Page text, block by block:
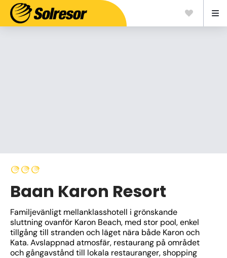
Baan Karon Resort
Familjevänligt mellanklasshotell i grönskande
sluttning ovanför Karon Beach, med stor pool, enkel
tillgång till stranden och läget nära både Karon och
Kata. Avslappnad atmosfär, restaurang på området
och gångavstånd till lokala restauranger, shopping